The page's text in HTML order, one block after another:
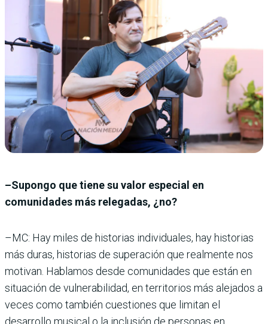
–Supongo que tiene su valor especial en
comunidades más relegadas, ¿no?
–MC: Hay miles de historias individuales, hay historias
más duras, historias de superación que realmente nos
motivan. Hablamos desde comunidades que están en
situación de vulnerabilidad, en territorios más alejados a
veces como también cuestiones que limitan el
desarrollo musical o la inclusión de personas en